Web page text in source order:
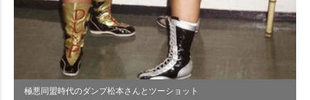
極悪同盟時代のダンプ松本さんとツーショット